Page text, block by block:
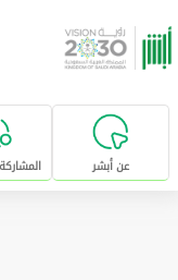
تخطى للإنتقال إلى
عن أبشر